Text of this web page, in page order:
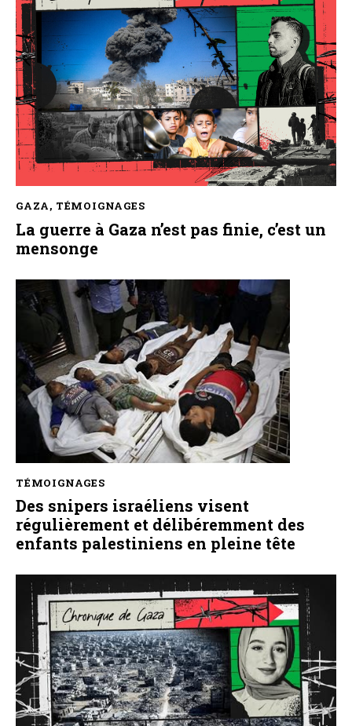
GAZA, TÉMOIGNAGES
La guerre à Gaza n’est pas finie, c’est un
mensonge
TÉMOIGNAGES
Des snipers israéliens visent
régulièrement et délibéremment des
enfants palestiniens en pleine tête